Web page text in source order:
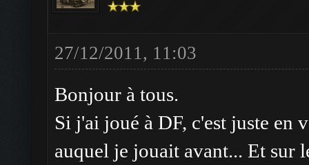
27/12/2011, 11:03
Bonjour à tous.
Si j'ai joué à DF, c'est juste en
auquel je jouait avant... Et sur